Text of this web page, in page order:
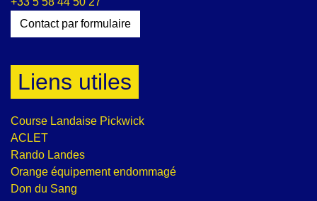
Contact par formulaire
Liens utiles
Course Landaise Pickwick
ACLET
Rando Landes
Orange équipement endommagé
Don du Sang